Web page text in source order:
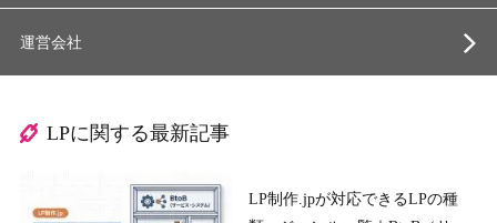
運営会社
LPに関する最新記事
LP制作.jpが対応できるLPの種